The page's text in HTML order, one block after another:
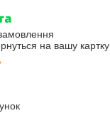
на вашу картку